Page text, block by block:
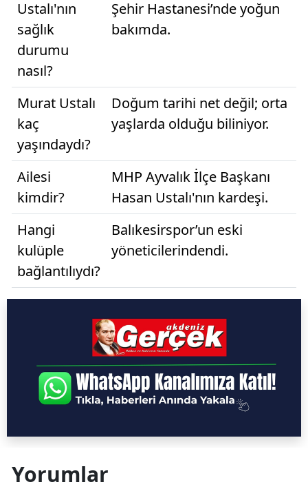
Ustalı'nın
sağlık
durumu
nasıl?
Şehir Hastanesi’nde yoğun
bakımda.
Murat Ustalı
kaç
yaşındaydı?
Doğum tarihi net değil; orta
yaşlarda olduğu biliniyor.
Ailesi
kimdir?
MHP Ayvalık İlçe Başkanı
Hasan Ustalı'nın kardeşi.
Hangi
kulüple
bağlantılıydı?
Balıkesirspor’un eski
yöneticilerindendi.
Yorumlar